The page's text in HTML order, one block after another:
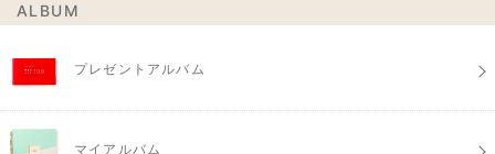
ALBUM
プレゼントアルバム
マイアルバム